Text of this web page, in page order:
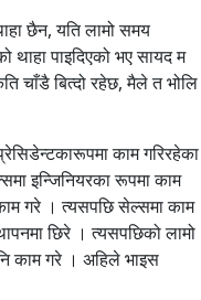
छैन, यति लामो समय
पाइदिएको भए सायद म
चाँडै बित्दो रहेछ, मैले त भोलि
काम गरिरहेका
इन्जिनियरका रूपमा काम
गरे । त्यसपछि सेल्समा काम
छिरे । त्यसपछिको लामो
काम गरे । अहिले भाइस